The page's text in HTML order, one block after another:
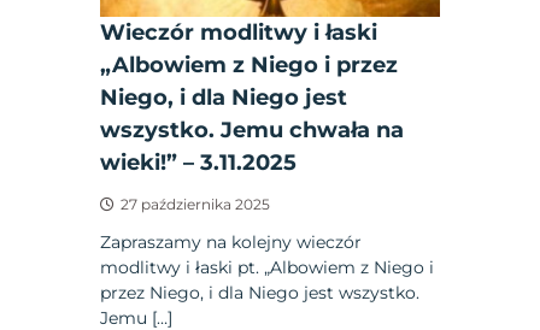
Wieczór modlitwy i łaski
„Albowiem z Niego i przez
Niego, i dla Niego jest
wszystko. Jemu chwała na
wieki!” – 3.11.2025
27 października 2025
Zapraszamy na kolejny wieczór
modlitwy i łaski pt. „Albowiem z Niego i
przez Niego, i dla Niego jest wszystko.
Jemu […]